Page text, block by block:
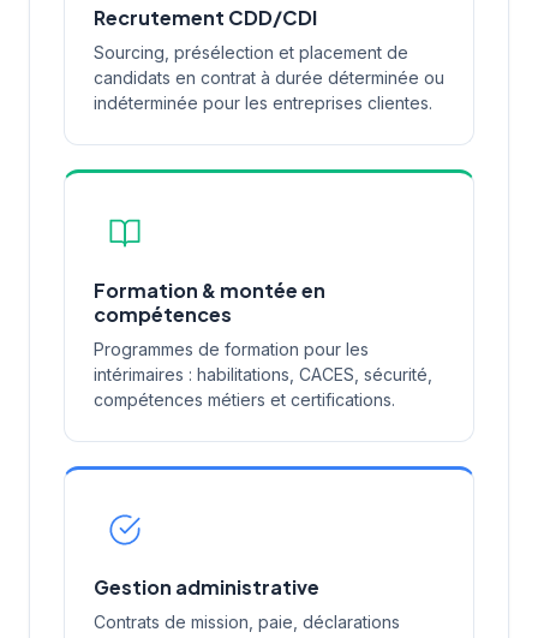
Recrutement CDD/CDI
Sourcing, présélection et placement de
candidats en contrat à durée déterminée ou
indéterminée pour les entreprises clientes.
Formation & montée en
compétences
Programmes de formation pour les
intérimaires : habilitations, CACES, sécurité,
compétences métiers et certifications.
Gestion administrative
Contrats de mission, paie, déclarations